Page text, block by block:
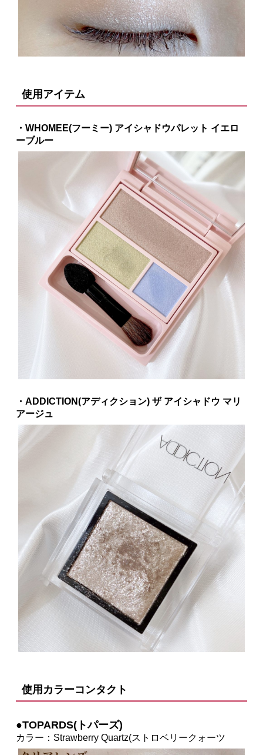
使用アイテム
・WHOMEE(フーミー) アイシャドウパレット イエロ
ーブルー
・ADDICTION(アディクション) ザ アイシャドウ マリ
アージュ
使用カラーコンタクト
●TOPARDS(トパーズ)
カラー：Strawberry Quartz(ストロベリークォーツ